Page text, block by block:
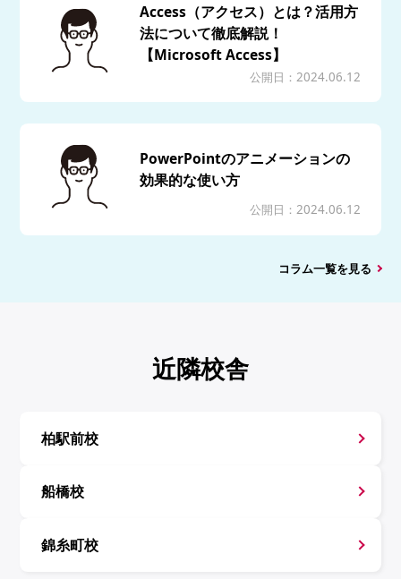
Access（アクセス）とは？活用方
法について徹底解説！
【Microsoft Access】
公開日：2024.06.12
PowerPointのアニメーションの
効果的な使い方
公開日：2024.06.12
コラム一覧を見る
近隣校舎
柏駅前校
船橋校
錦糸町校